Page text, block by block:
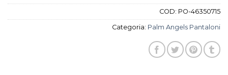
COD: PO-46350715
Categoria: Palm Angels Pantaloni